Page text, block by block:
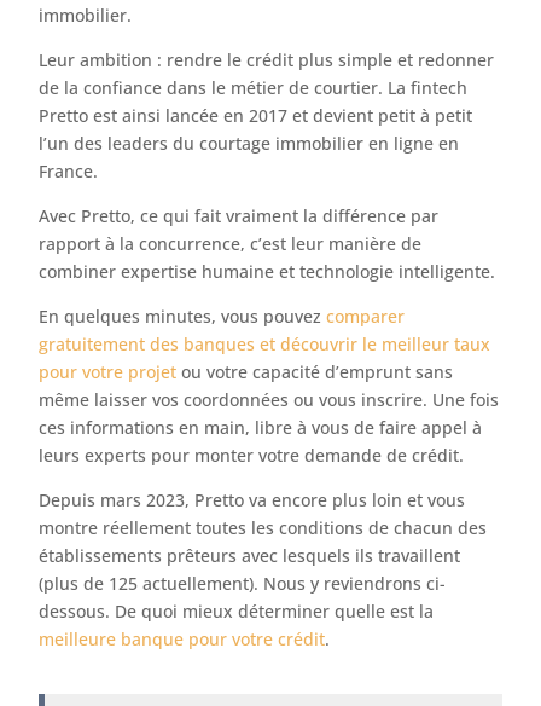
immobilier.
Leur ambition : rendre le crédit plus simple et redonner
de la confiance dans le métier de courtier. La fintech
Pretto est ainsi lancée en 2017 et devient petit à petit
l’un des leaders du courtage immobilier en ligne en
France.
Avec Pretto, ce qui fait vraiment la différence par
rapport à la concurrence, c’est leur manière de
combiner expertise humaine et technologie intelligente.
En quelques minutes, vous pouvezcomparer
gratuitement des banques et découvrir le meilleur taux
pour votre projet ou votre capacité d’emprunt sans
même laisser vos coordonnées ou vous inscrire. Une fois
ces informations en main, libre à vous de faire appel à
leurs experts pour monter votre demande de crédit.
Depuis mars 2023, Pretto va encore plus loin et vous
montre réellement toutes les conditions de chacun des
établissements prêteurs avec lesquels ils travaillent
(plus de 125 actuellement). Nous y reviendrons ci-
dessous. De quoi mieux déterminer quelle est la
meilleure banque pour votre crédit.